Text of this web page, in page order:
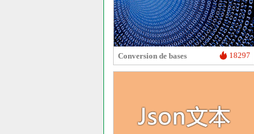
Conversion de bases 18297